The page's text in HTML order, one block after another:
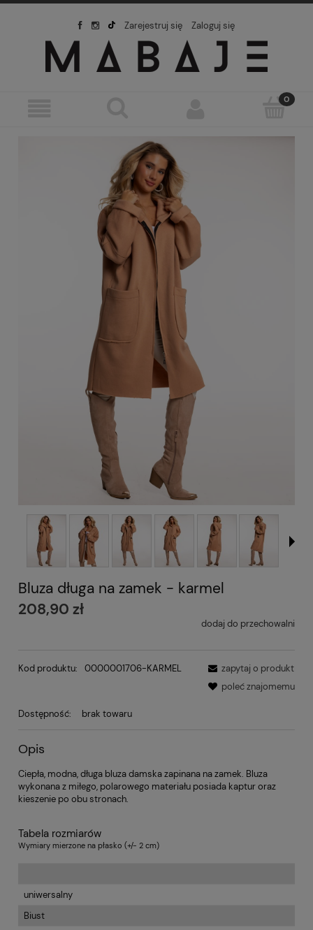
Zarejestruj się Zaloguj się
Bluza długa na zamek - karmel
208,90 zł
dodaj do przechowalni
Kod produktu: 0000001706-KARMEL
zapytaj o produkt
poleć znajomemu
Dostępność: brak towaru
Opis
Ciepła, modna, długa bluza damska zapinana na zamek. Bluza
wykonana z miłego, polarowego materiału posiada kaptur oraz
kieszenie po obu stronach.
Tabela rozmiarów
Wymiary mierzone na płasko (+/- 2 cm)
uniwersalny
Biust